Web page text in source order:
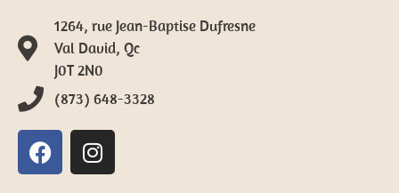
1264, rue Jean-Baptise Dufresne
Val David, Qc
J0T 2N0
(873) 648-3328